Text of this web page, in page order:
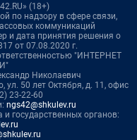
(18+)
по надзору в сфере связи,
коммуникаций
и дата принятия решения о
от 07.08.2020 г.
"ИНТЕРНЕТ
Николаевич
ул. 50 лет Октября, д. 11, офис
23-22-60
ngs42@shkulev.ru
государственных органов: